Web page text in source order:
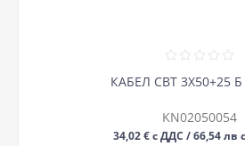
КАБЕЛ СВТ 3Х50+25 Б
KN02050054
34,02 € с ДДС / 66,54 лв